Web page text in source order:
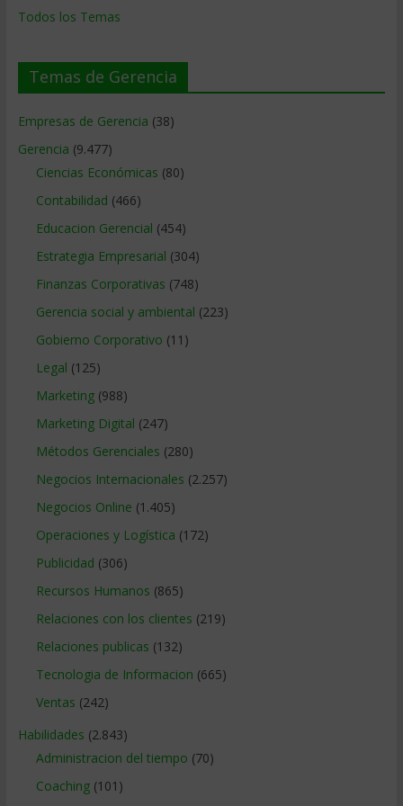
Todos los Temas
Temas de Gerencia
Empresas de Gerencia (38)
Gerencia (9.477)
Ciencias Económicas (80)
Contabilidad (466)
Educacion Gerencial (454)
Estrategia Empresarial (304)
Finanzas Corporativas (748)
Gerencia social y ambiental (223)
Gobierno Corporativo (11)
Legal (125)
Marketing(988)
Marketing Digital (247)
Métodos Gerenciales (280)
Negocios Internacionales (2.257)
Negocios Online (1.405)
Operaciones y Logística (172)
Publicidad (306)
Recursos Humanos (865)
Relaciones con los clientes (219)
Relaciones publicas (132)
Tecnologia de Informacion (665)
Ventas (242)
Habilidades (2.843)
Administracion del tiempo (70)
Coaching(101)